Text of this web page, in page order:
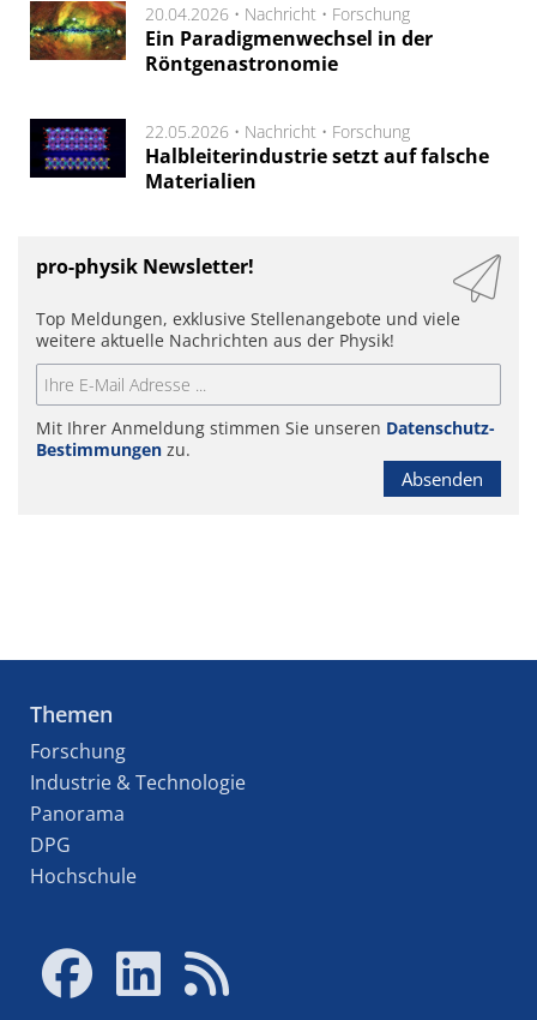
20.04.2026 • Nachricht • Forschung
Ein Paradigmenwechsel in der
Röntgenastronomie
22.05.2026 • Nachricht • Forschung
Halbleiterindustrie setzt auf falsche
Materialien
pro-physik Newsletter!
Top Meldungen, exklusive Stellenangebote und viele
weitere aktuelle Nachrichten aus der Physik!
Mit Ihrer Anmeldung stimmen Sie unseren Datenschutz-
Bestimmungen zu.
Absenden
Themen
Forschung
Industrie & Technologie
Panorama
DPG
Hochschule